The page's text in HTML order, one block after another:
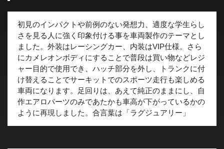
初見のインパクトや前例のない発想力、適度な学生らし
さを見る人に強く印象付ける事を車両製作のテーマとし
ました。外装はレーシングカー、内装はVIP仕様。さら
にカメレオンボディにすることで普段は買い物などレジ
ャー目的で使用でき、ハッチ部分を外し、トランクに付
け替えることでサーキットでのスポーツ走行も楽しめる
車両になります。足回りは、あえて純正のままにし、自
作エアロパーツのみであたかも車高が下がっているかの
ように再現しました。合言葉は「ラグジュアリー」